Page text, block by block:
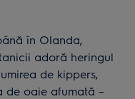
adoră heringul
de kippers,
de oaie afumată –